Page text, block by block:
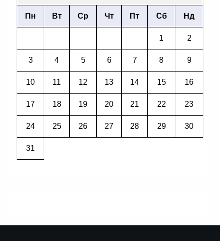
Пн Вт Ср Чт Пт Сб Нд
1 2
3 4 5 6 7 8 9
10 11 12 13 14 15 16
17 18 19 20 21 22 23
24 25 26 27 28 29 30
31